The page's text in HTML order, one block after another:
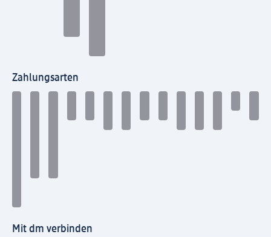
Zahlungsarten
Mit dm verbinden